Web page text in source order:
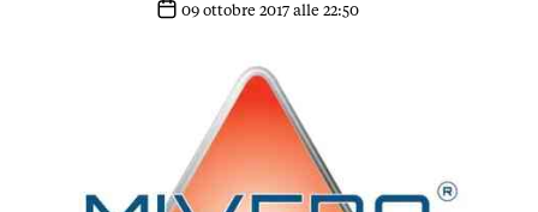
Emma Petitti, assessore regionale al
09 ottobre 2017 alle 22:50